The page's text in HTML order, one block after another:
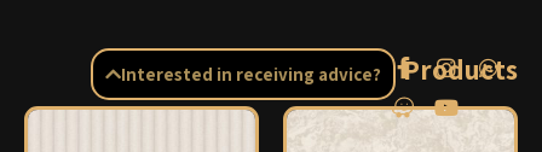
Related Products
Interested in receiving advice?